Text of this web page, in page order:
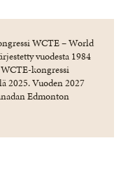
WCTE – World
vuodesta 1984
kongressi
2025. Vuoden 2027
Edmonton